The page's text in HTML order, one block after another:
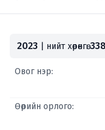
2023 | нийт хөрөнгө:
Овог нэр:
Өөрийн орлого: